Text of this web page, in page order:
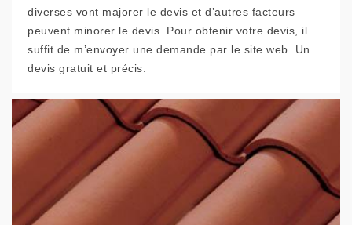
diverses vont majorer le devis et d’autres facteurs
peuvent minorer le devis. Pour obtenir votre devis, il
suffit de m’envoyer une demande par le site web. Un
devis gratuit et précis.